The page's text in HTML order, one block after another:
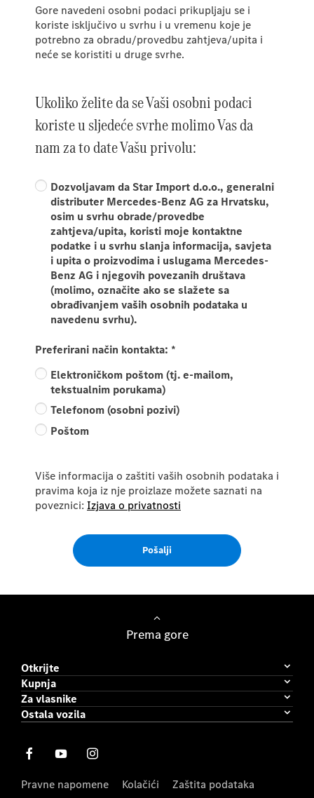
Gore navedeni osobni podaci prikupljaju se i
koriste isključivo u svrhu i u vremenu koje je
potrebno za obradu/provedbu zahtjeva/upita i
neće se koristiti u druge svrhe.
Ukoliko želite da se Vaši osobni podaci
koriste u sljedeće svrhe molimo Vas da
nam za to date Vašu privolu:
Dozvoljavam da Star Import d.o.o., generalni
distributer Mercedes-Benz AG za Hrvatsku,
osim u svrhu obrade/provedbe
zahtjeva/upita, koristi moje kontaktne
podatke i u svrhu slanja informacija, savjeta
i upita o proizvodima i uslugama Mercedes-
Benz AG i njegovih povezanih društava
(molimo, označite ako se slažete sa
obrađivanjem vaših osobnih podataka u
navedenu svrhu).
Preferirani način kontakta: *
Elektroničkom poštom (tj. e-mailom,
tekstualnim porukama)
Telefonom (osobni pozivi)
Poštom
Više informacija o zaštiti vaših osobnih podataka i
pravima koja iz nje proizlaze možete saznati na
poveznici: Izjava o privatnosti
Pošalji
Prema gore
Otkrijte
Kupnja
Za vlasnike
Ostala vozila
Pravne napomene Kolačići Zaštita podataka